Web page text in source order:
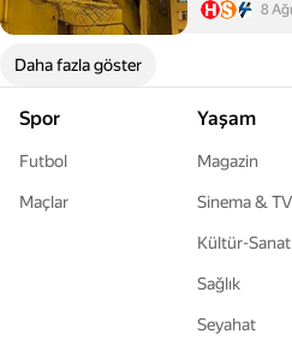
8
Daha fazla göster
Spor
Futbol
Maçlar
Yaşam
Magazin
Sinema & TV
Kültür-Sanat
Sağlık
Seyahat